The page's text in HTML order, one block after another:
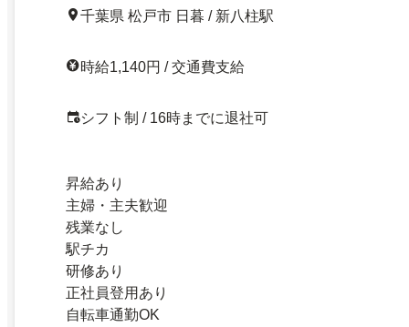
千葉県 松戸市 日暮 / 新八柱駅
時給1,140円 / 交通費支給
シフト制 / 16時までに退社可
昇給あり
主婦・主夫歓迎
残業なし
駅チカ
研修あり
正社員登用あり
自転車通勤OK